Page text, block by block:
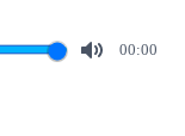
00:00